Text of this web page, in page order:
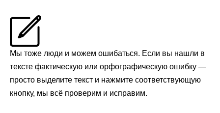
Мы тоже люди и можем ошибаться. Если вы нашли в
тексте фактическую или орфографическую ошибку —
просто выделите текст и нажмите соответствующую
кнопку, мы всё проверим и исправим.